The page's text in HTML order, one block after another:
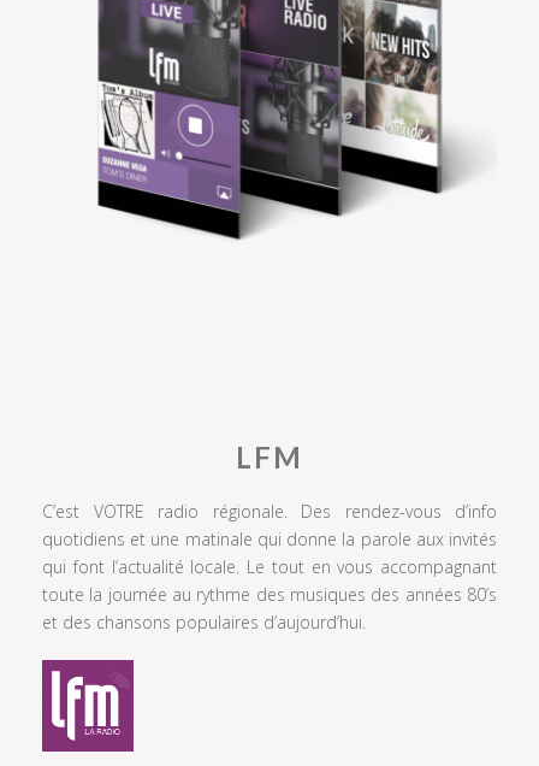
LFM
C’est VOTRE radio régionale. Des rendez-vous d’info
quotidiens et une matinale qui donne la parole aux invités
qui font l’actualité locale. Le tout en vous accompagnant
toute la journée au rythme des musiques des années 80’s
et des chansons populaires d’aujourd’hui.